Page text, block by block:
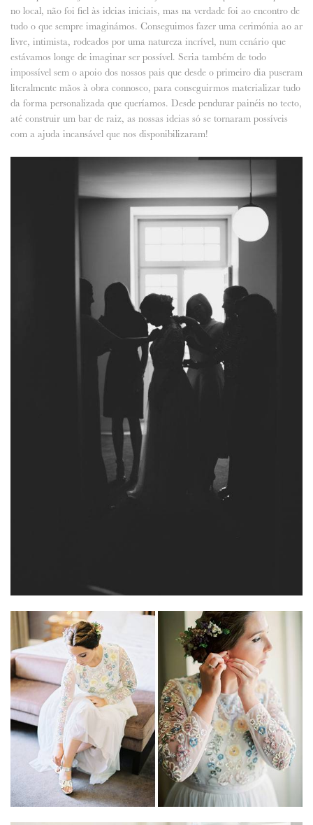
no local, não foi fiel às ideias iniciais, mas na verdade foi ao encontro de
tudo o que sempre imaginámos. Conseguimos fazer uma cerimónia ao ar
livre, intimista, rodeados por uma natureza incrível, num cenário que
estávamos longe de imaginar ser possível. Seria também de todo
impossível sem o apoio dos nossos pais que desde o primeiro dia puseram
literalmente mãos à obra connosco, para conseguirmos materializar tudo
da forma personalizada que queríamos. Desde pendurar painéis no tecto,
até construir um bar de raiz, as nossas ideias só se tornaram possíveis
com a ajuda incansável que nos disponibilizaram!